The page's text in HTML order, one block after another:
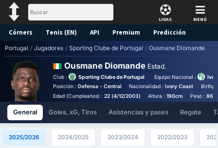
LIGAS MENÚ
Córners Tenis (EN) API Premium Predicción
Portugal / Jugadores / Sporting Clube de Portugal / Ousmane Diomande
Ousmane Diomande Estad.
Club : Sporting Clube de Portugal Equipo Nacional :
Posición : Defensa - Central Nacionalidad :Ivory Coast
Edad (Cumpleaños) : 22 (4/12/2003) Altura :190cm Peso :
General Goles, xG, Tiros Asistencias y pases Regate
2025/2026 2024/2025 2023/2024 2022/2023